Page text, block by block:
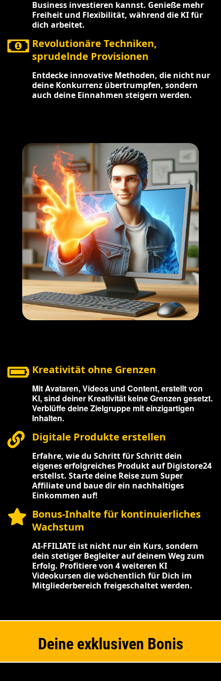
Business investieren kannst. Genieße mehr
Freiheit und Flexibilität, während die KI für
dich arbeitet.
Revolutionäre Techniken,
sprudelnde Provisionen
Entdecke innovative Methoden, die nicht nur
deine Konkurrenz übertrumpfen, sondern
auch deine Einnahmen steigern werden.
Kreativität ohne Grenzen
Mit Avataren, Videos und Content, erstellt von
KI, sind deiner Kreativität keine Grenzen gesetzt.
Verblüffe deine Zielgruppe mit einzigartigen
Inhalten.
Digitale Produkte erstellen
Erfahre, wie du Schritt für Schritt dein
eigenes erfolgreiches Produkt auf Digistore24
erstellst. Starte deine Reise zum Super
Affiliate und baue dir ein nachhaltiges
Einkommen auf!
Bonus-Inhalte für kontinuierliches
Wachstum
AI-FFILIATE ist nicht nur ein Kurs, sondern
dein stetiger Begleiter auf deinem Weg zum
Erfolg. Profitiere von 4 weiteren KI
Videokursen die wöchentlich für Dich im
Mitgliederbereich freigeschaltet werden.
Deine exklusiven Bonis